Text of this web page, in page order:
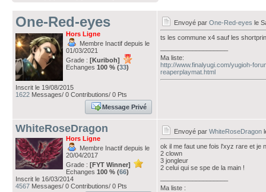
One-Red-eyes
Hors Ligne
Membre Inactif depuis le
01/03/2021
Grade : [Kuriboh]
Echanges 100 % (33)
Inscrit le 19/08/2015
1622 Messages/ 0 Contributions/ 0 Pts
Message Privé
Envoyé par One-Red-eyes le
ts les commune x4 sauf les
Ma liste:
http://www.finalyugi.com/yugioh-
reaperplaymat.html
WhiteRoseDragon
Hors Ligne
Membre Inactif depuis le
20/04/2017
Grade : [FYT Winner]
Echanges 100 % (66)
Inscrit le 16/03/2014
4567 Messages/ 0 Contributions/ 0 Pts
Envoyé par WhiteRoseDragon
ok il me faut une fois l'xyz rare et je
2 clown
3 jongleur
2 celui qui se spe de la main !
Ma liste :